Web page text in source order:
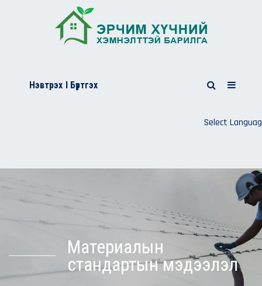
Нэвтрэх I Бүртгэх
Select
Материалын
стандартын мэдээлэл